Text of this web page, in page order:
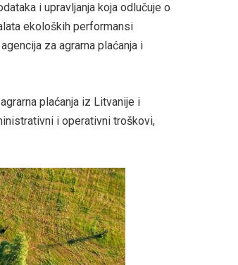
i upravljanja koja odlučuje o
ekoloških performansi
za agrarna plaćanja i
plaćanja iz Litvanije i
i operativni troškovi,